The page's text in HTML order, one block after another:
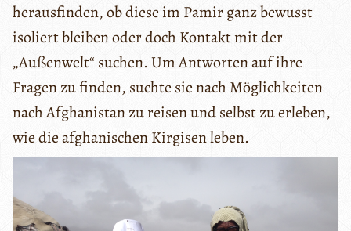
herausfinden, ob diese im Pamir ganz bewusst
isoliert bleiben oder doch Kontakt mit der
„Außenwelt“ suchen. Um Antworten auf ihre
Fragen zu finden, suchte sie nach Möglichkeiten
nach Afghanistan zu reisen und selbst zu erleben,
wie die afghanischen Kirgisen leben.